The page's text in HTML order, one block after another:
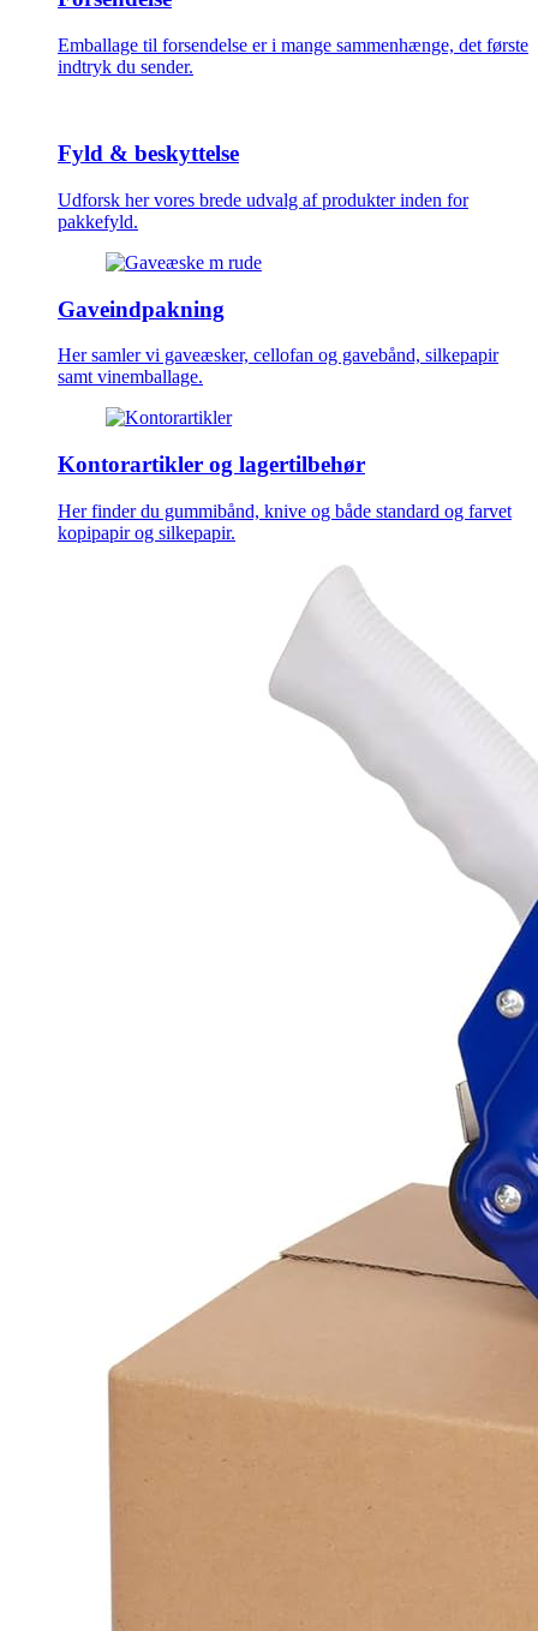
Emballage til forsendelse er i mange sammenhænge, det første
indtryk du sender.
Fyld & beskyttelse
Udforsk her vores brede udvalg af produkter inden for
pakkefyld.
Gaveindpakning
Her samler vi gaveæsker, cellofan og gavebånd, silkepapir
samt vinemballage.
Kontorartikler og lagertilbehør
Her finder du gummibånd, knive og både standard og farvet
kopipapir og silkepapir.